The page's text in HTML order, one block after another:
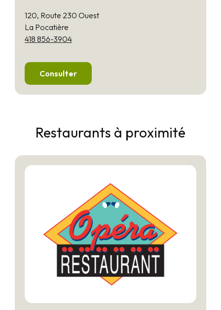
120, Route 230 Ouest
La Pocatière
418 856-3904
Consulter
Restaurants à proximité